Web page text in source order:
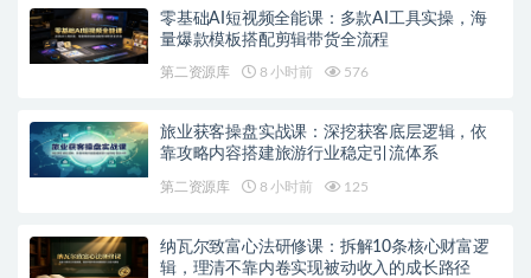
零基础AI短视频全能课：多款AI工具实操，海
量爆款模板搭配剪辑带货全流程
第二资源库 8 小时前 576
旅业获客操盘实战课：深挖获客底层逻辑，依
靠攻略内容搭建旅游行业稳定引流体系
第二资源库 8 小时前 125
纳瓦尔致富心法研修课：拆解10条核心财富逻
辑，理清不靠内卷实现被动收入的成长路径